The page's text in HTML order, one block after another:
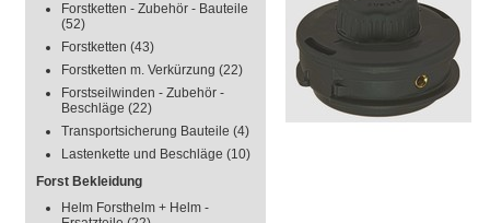
Forstketten - Zubehör - Bauteile
(52)
Forstketten (43)
Forstketten m. Verkürzung (22)
Forstseilwinden - Zubehör -
Beschläge (22)
Transportsicherung Bauteile (4)
Lastenkette und Beschläge (10)
Forst Bekleidung
Helm Forsthelm + Helm -